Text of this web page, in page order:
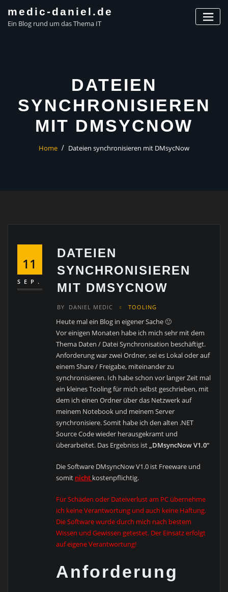
content
medic-daniel.de
Ein Blog rund um das Thema IT
DATEIEN
SYNCHRONISIEREN
MIT DMSYCNOW
Home Dateien synchronisieren mit DMsycNow
11
SEP.
DATEIEN
SYNCHRONISIEREN
MIT DMSYCNOW
BY DANIEL MEDIC TOOLING
Heute mal ein Blog in eigener Sache 🙂
Vor einigen Monaten habe ich mich sehr mit dem
Thema Daten / Datei Synchronisation beschäftigt.
Anforderung war zwei Ordner, sei es Lokal oder auf
einem Share / Freigabe, miteinander zu
synchronisieren. Ich habe schon vor langer Zeit mal
ein kleines Tooling für mich selbst geschrieben, mit
dem ich einen Ordner über das Netzwerk auf
meinem Notebook und meinem Server
synchronisiere. Somit habe ich den alten .NET
Source Code wieder herausgekramt und
überarbeitet. Das Ergebniss ist„DMsyncNow V1.0“
Die Software DMsyncNow V1.0 ist Freeware und
somit nicht kostenpflichtig.
Für Schäden oder Dateiverlust am PC übernehme
ich keine Verantwortung und auch keine Haftung.
Die Software wurde durch mich nach bestem
Wissen und Gewissen getestet. Der Einsatz erfolgt
auf eigene Verantwortung!
Anforderung